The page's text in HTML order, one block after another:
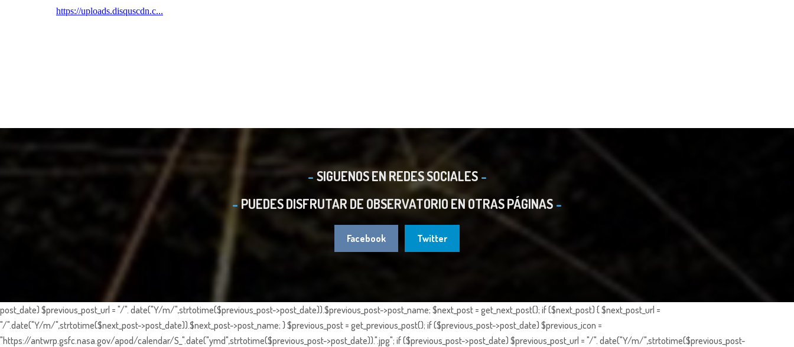
SIGUENOS EN REDES SOCIALES
PUEDES DISFRUTAR DE OBSERVATORIO EN OTRAS PÁGINAS
Facebook Twitter
post_date) $previous_post_url = "/". date("Y/m/",strtotime($previous_post->post_date)).$previous_post->post_name; $next_post = get_next_post(); if ($next_post) { $next_post_url =
"/".date("Y/m/",strtotime($next_post->post_date)).$next_post->post_name; } $previous_post = get_previous_post(); if ($previous_post->post_date) $previous_icon =
"https://antwrp.gsfc.nasa.gov/apod/calendar/S_".date("ymd",strtotime($previous_post->post_date)).".jpg"; if ($previous_post->post_date) $previous_post_url = "/". date("Y/m/",strtotime($previous_post-